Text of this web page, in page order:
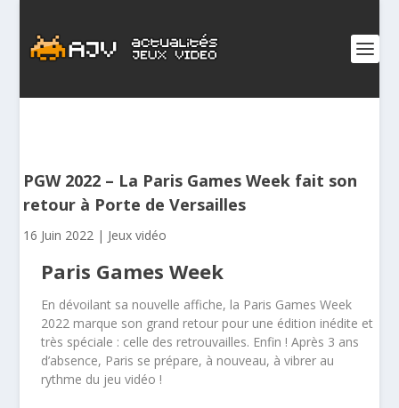
PGW 2022 – La Paris Games Week fait son
retour à Porte de Versailles
16 Juin 2022 | Jeux vidéo
Paris Games Week
En dévoilant sa nouvelle affiche, la Paris Games Week
2022 marque son grand retour pour une édition inédite et
très spéciale : celle des retrouvailles. Enfin ! Après 3 ans
d’absence, Paris se prépare, à nouveau, à vibrer au
rythme du jeu vidéo !